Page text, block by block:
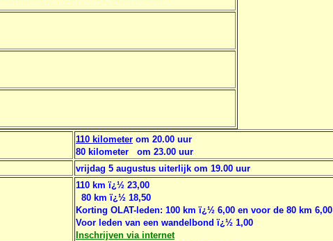
110 kilometer om 20.00 uur
80 kilometer om 23.00 uur
vrijdag 5 augustus uiterlijk om 19.00 uur
110 km ï¿½ 23,00
80 km ï¿½ 18,50
Korting OLAT-leden: 100 km ï¿½ 6,00 en voor de 80 km 6,00
Voor leden van een wandelbond ï¿½ 1,00
Inschrijven via internet